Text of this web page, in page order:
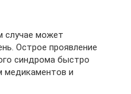
случае может
Острое проявление
синдрома быстро
медикаментов и